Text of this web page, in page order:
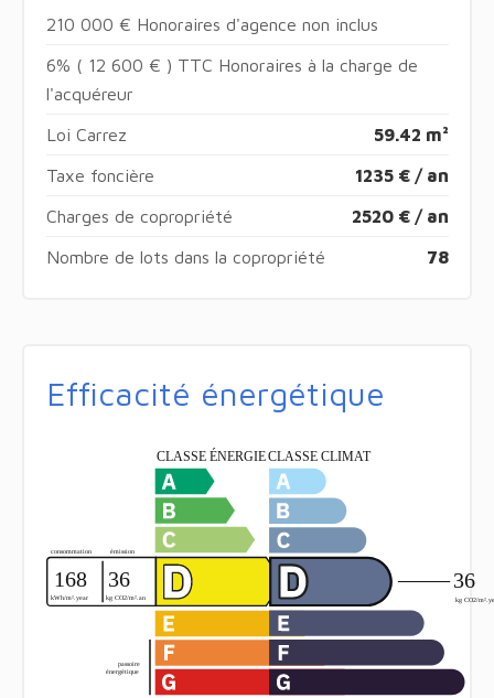
210 000 € Honoraires d'agence non inclus
6% ( 12 600 € ) TTC Honoraires à la charge de
l'acquéreur
Loi Carrez 59.42 m²
Taxe foncière 1235 € / an
Charges de copropriété 2520 € / an
Nombre de lots dans la copropriété 78
Efficacité énergétique